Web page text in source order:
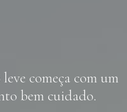
começa com um
bem cuidado.